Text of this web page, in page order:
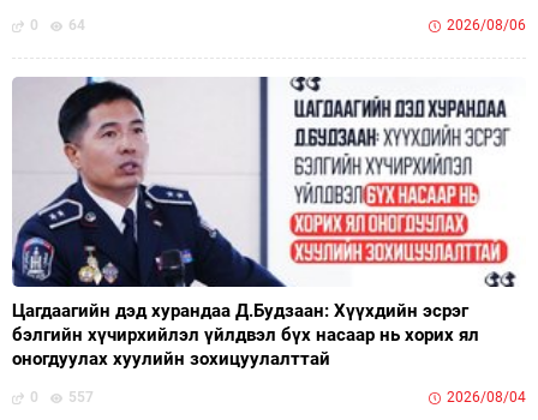
0 64 2026/08/06
Цагдаагийн дэд хурандаа Д.Будзаан: Хүүхдийн эсрэг
бэлгийн хүчирхийлэл үйлдвэл бүх насаар нь хорих ял
оногдуулах хуулийн зохицуулалттай
0 557 2026/08/04